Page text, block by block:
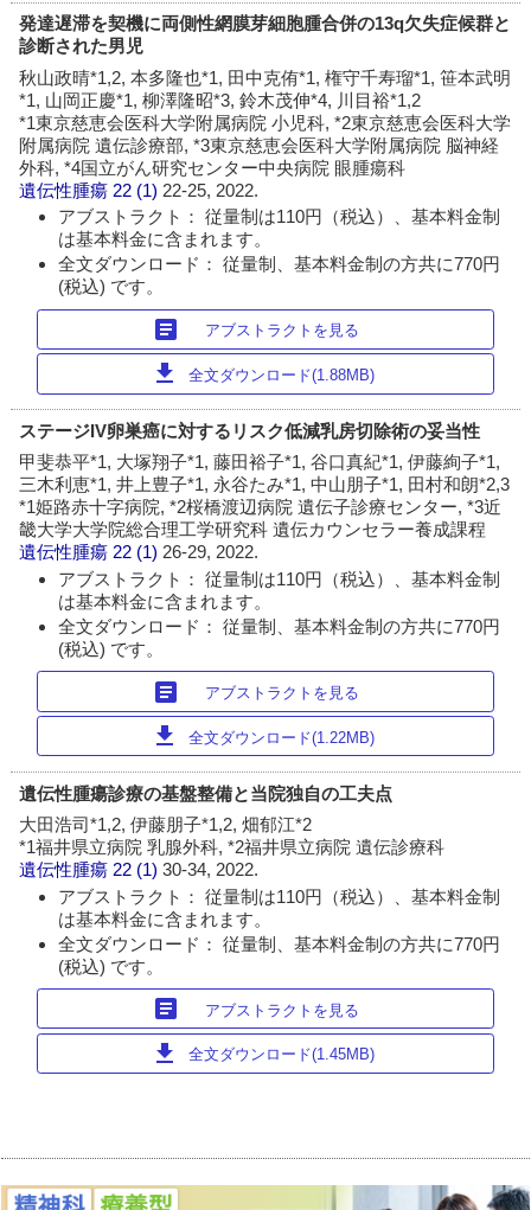
発達遅滞を契機に両側性網膜芽細胞腫合併の13q欠失症候群と
診断された男児
秋山政晴*1,2, 本多隆也*1, 田中克侑*1, 権守千寿瑠*1, 笹本武明
*1, 山岡正慶*1, 柳澤隆昭*3, 鈴木茂伸*4, 川目裕*1,2
*1東京慈恵会医科大学附属病院 小児科, *2東京慈恵会医科大学
附属病院 遺伝診療部, *3東京慈恵会医科大学附属病院 脳神経
外科, *4国立がん研究センター中央病院 眼腫瘍科
遺伝性腫瘍 22 (1) 22-25, 2022.
アブストラクト： 従量制は110円（税込）、基本料金制
は基本料金に含まれます。
全文ダウンロード： 従量制、基本料金制の方共に770円
(税込) です。
article アブストラクトを見る
download 全文ダウンロード(1.88MB)
ステージIV卵巣癌に対するリスク低減乳房切除術の妥当性
甲斐恭平*1, 大塚翔子*1, 藤田裕子*1, 谷口真紀*1, 伊藤絢子*1,
三木利恵*1, 井上豊子*1, 永谷たみ*1, 中山朋子*1, 田村和朗*2,3
*1姫路赤十字病院, *2桜橋渡辺病院 遺伝子診療センター, *3近
畿大学大学院総合理工学研究科 遺伝カウンセラー養成課程
遺伝性腫瘍 22 (1) 26-29, 2022.
アブストラクト： 従量制は110円（税込）、基本料金制
は基本料金に含まれます。
全文ダウンロード： 従量制、基本料金制の方共に770円
(税込) です。
article アブストラクトを見る
download 全文ダウンロード(1.22MB)
遺伝性腫瘍診療の基盤整備と当院独自の工夫点
大田浩司*1,2, 伊藤朋子*1,2, 畑郁江*2
*1福井県立病院 乳腺外科, *2福井県立病院 遺伝診療科
遺伝性腫瘍 22 (1)30-34, 2022.
アブストラクト： 従量制は110円（税込）、基本料金制
は基本料金に含まれます。
全文ダウンロード： 従量制、基本料金制の方共に770円
(税込) です。
article アブストラクトを見る
download 全文ダウンロード(1.45MB)